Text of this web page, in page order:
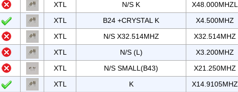
XTL N/S K X48.000MHZL
XTL B24 +CRYSTAL K X4.500MHZ
XTL N/S X32.514MHZ X32.514MHZ
XTL N/S (L) X3.200MHZ
XTL N/S SMALL(B43) X21.250MHZ
XTL K X14.9105MHZ